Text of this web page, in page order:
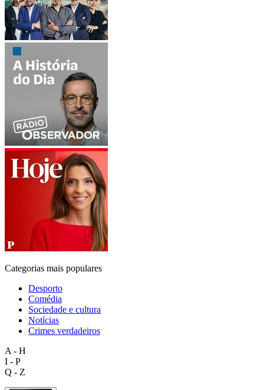
Categorias mais populares
Desporto
Comédia
Sociedade e cultura
Notícias
Crimes verdadeiros
A - H
I - P
Q - Z